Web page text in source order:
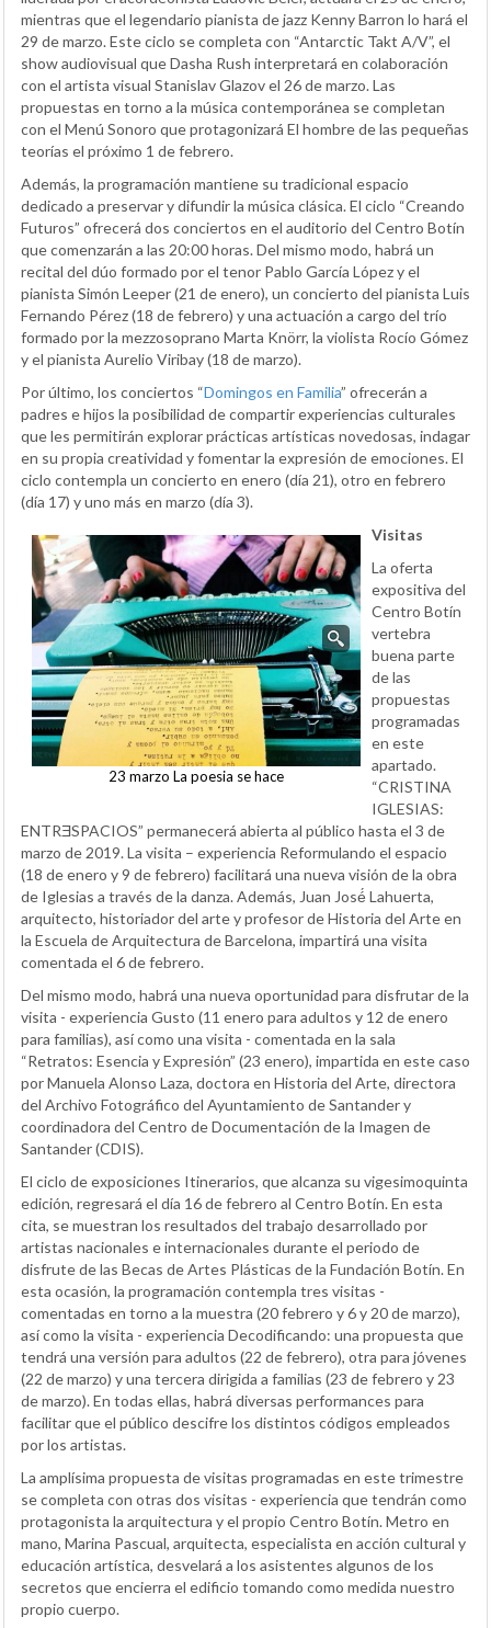
mientras que el legendario pianista de jazz Kenny Barron lo hará el
29 de marzo. Este ciclo se completa con “Antarctic Takt A/V”, el
show audiovisual que Dasha Rush interpretará en colaboración
con el artista visual Stanislav Glazov el 26 de marzo. Las
propuestas en torno a la música contemporánea se completan
con el Menú Sonoro que protagonizará El hombre de las pequeñas
teorías el próximo 1 de febrero.
Además, la programación mantiene su tradicional espacio
dedicado a preservar y difundir la música clásica. El ciclo “Creando
Futuros” ofrecerá dos conciertos en el auditorio del Centro Botín
que comenzarán a las 20:00 horas. Del mismo modo, habrá un
recital del dúo formado por el tenor Pablo García López y el
pianista Simón Leeper (21 de enero), un concierto del pianista Luis
Fernando Pérez (18 de febrero) y una actuación a cargo del trío
formado por la mezzosoprano Marta Knörr, la violista Rocío Gómez
y el pianista Aurelio Viribay (18 de marzo).
Por último, los conciertos “Domingos en Familia” ofrecerán a
padres e hijos la posibilidad de compartir experiencias culturales
que les permitirán explorar prácticas artísticas novedosas, indagar
en su propia creatividad y fomentar la expresión de emociones. El
ciclo contempla un concierto en enero (día 21), otro en febrero
(día 17) y uno más en marzo (día 3).
23 marzo La poesia se hace
Visitas
La oferta
expositiva del
Centro Botín
vertebra
buena parte
de las
propuestas
programadas
en este
apartado.
“CRISTINA
IGLESIAS:
ENTRƎSPACIOS” permanecerá abierta al público hasta el 3 de
marzo de 2019. La visita – experiencia Reformulando el espacio
(18 de enero y 9 de febrero) facilitará una nueva visión de la obra
de Iglesias a través de la danza. Además, Juan José́ Lahuerta,
arquitecto, historiador del arte y profesor de Historia del Arte en
la Escuela de Arquitectura de Barcelona, impartirá una visita
comentada el 6 de febrero.
Del mismo modo, habrá una nueva oportunidad para disfrutar de la
visita - experiencia Gusto (11 enero para adultos y 12 de enero
para familias), así como una visita - comentada en la sala
“Retratos: Esencia y Expresión” (23 enero), impartida en este caso
por Manuela Alonso Laza, doctora en Historia del Arte, directora
del Archivo Fotográfico del Ayuntamiento de Santander y
coordinadora del Centro de Documentación de la Imagen de
Santander (CDIS).
El ciclo de exposiciones Itinerarios, que alcanza su vigesimoquinta
edición, regresará el día 16 de febrero al Centro Botín. En esta
cita, se muestran los resultados del trabajo desarrollado por
artistas nacionales e internacionales durante el periodo de
disfrute de las Becas de Artes Plásticas de la Fundación Botín. En
esta ocasión, la programación contempla tres visitas -
comentadas en torno a la muestra (20 febrero y 6 y 20 de marzo),
así como la visita - experiencia Decodificando: una propuesta que
tendrá una versión para adultos (22 de febrero), otra para jóvenes
(22 de marzo) y una tercera dirigida a familias (23 de febrero y 23
de marzo). En todas ellas, habrá diversas performances para
facilitar que el público descifre los distintos códigos empleados
por los artistas.
La amplísima propuesta de visitas programadas en este trimestre
se completa con otras dos visitas - experiencia que tendrán como
protagonista la arquitectura y el propio Centro Botín. Metro en
mano, Marina Pascual, arquitecta, especialista en acción cultural y
educación artística, desvelará a los asistentes algunos de los
secretos que encierra el edificio tomando como medida nuestro
propio cuerpo.